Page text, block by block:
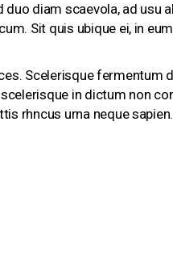
diam scaevola, ad usu
Sit quis ubique ei, in
Scelerisque fermentum
in dictum non
rhncus urna neque